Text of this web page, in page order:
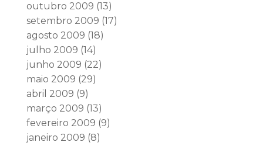
outubro 2009 (13)
setembro 2009 (17)
agosto 2009 (18)
julho 2009 (14)
junho 2009 (22)
maio 2009 (29)
abril 2009 (9)
março 2009 (13)
fevereiro 2009 (9)
janeiro 2009 (8)